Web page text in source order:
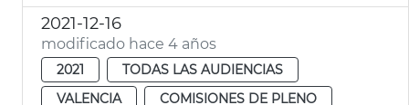
2021-12-16
modificado hace 4 años
2021
TODAS LAS AUDIENCIAS
VALENCIA
COMISIONES DE PLENO